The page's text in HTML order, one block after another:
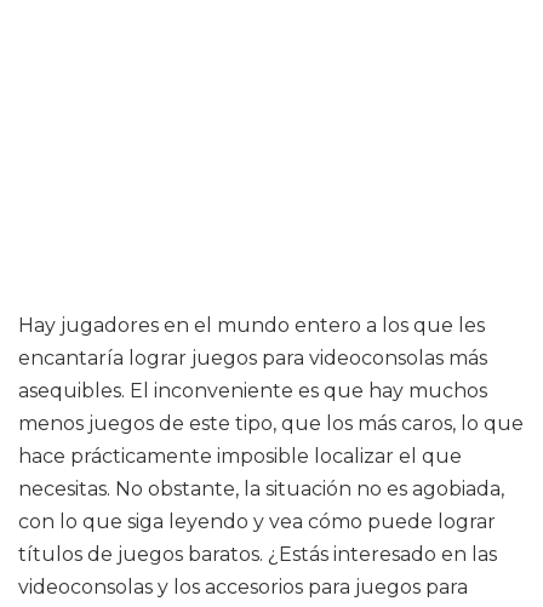
Hay jugadores en el mundo entero a los que les
encantaría lograr juegos para videoconsolas más
asequibles. El inconveniente es que hay muchos
menos juegos de este tipo, que los más caros, lo que
hace prácticamente imposible localizar el que
necesitas. No obstante, la situación no es agobiada,
con lo que siga leyendo y vea cómo puede lograr
títulos de juegos baratos. ¿Estás interesado en las
videoconsolas y los accesorios para juegos para